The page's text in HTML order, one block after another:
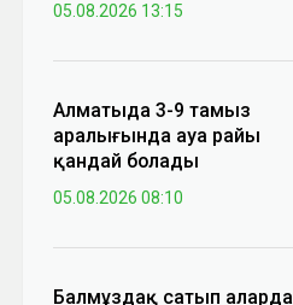
05.08.2026 13:15
Алматыда 3-9 тамыз
аралығында ауа райы
қандай болады
05.08.2026 08:10
Балмұздақ сатып аларда